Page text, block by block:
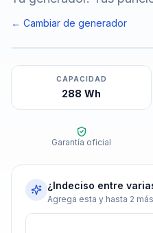
← Cambiar de generador
CAPACIDAD
288 Wh
Garantía oficial
¿Indeciso entre
Agrega esta y hasta 2